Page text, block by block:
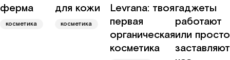
ферма
косметика
для кожи
косметика
Levrana: твоя
первая
органическая
косметика
гаджеты
работают
или просто
заставляют